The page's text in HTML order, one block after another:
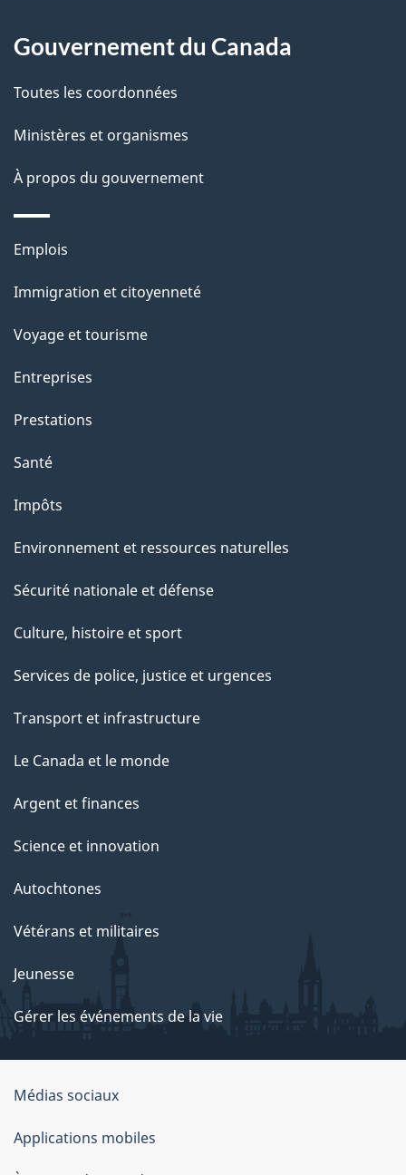
a
g
e
a
t
i
n
s
u
r
c
t
t
a
e
Gouvernement du Canada
Toutes les coordonnées
Ministères et organismes
À propos du gouvernement
Thèmes
sujets
Emplois
Immigration et citoyenneté
Voyage et tourisme
Entreprises
Prestations
Santé
Impôts
Environnement et ressources naturelles
Sécurité nationale et défense
Culture, histoire et sport
Services de police, justice et urgences
Transport et infrastructure
Le Canada et le monde
Argent et finances
Science et innovation
Autochtones
Vétérans et militaires
Jeunesse
Gérer les événements de la vie
Organisation
du
gouvernement
Médias sociaux
Applications mobiles